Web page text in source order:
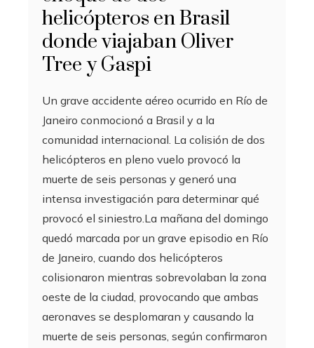
helicópteros en Brasil
donde viajaban Oliver
Tree y Gaspi
Un grave accidente aéreo ocurrido en Río de
Janeiro conmocionó a Brasil y a la
comunidad internacional. La colisión de dos
helicópteros en pleno vuelo provocó la
muerte de seis personas y generó una
intensa investigación para determinar qué
provocó el siniestro.La mañana del domingo
quedó marcada por un grave episodio en Río
de Janeiro, cuando dos helicópteros
colisionaron mientras sobrevolaban la zona
oeste de la ciudad, provocando que ambas
aeronaves se desplomaran y causando la
muerte de seis personas, según confirmaron